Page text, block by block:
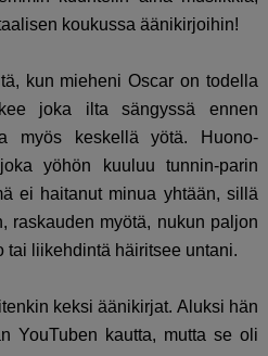
koukussa äänikirjoihin!
kun mieheni Oscar on todella
joka ilta sängyssä ennen
myös keskellä yötä. Huono-
yöhön kuuluu tunnin-parin
ei haitanut minua yhtään, sillä
raskauden myötä, nukun paljon
tai liikehdintä häiritsee untani.
keksi äänikirjat. Aluksi hän
YouTuben kautta, mutta se oli